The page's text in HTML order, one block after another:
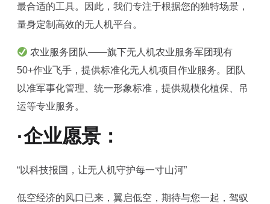
最合适的工具。因此，我们专注于根据您的独特场景，
量身定制高效的无人机平台。
农业服务团队——旗下无人机农业服务军团现有
50+作业飞手，提供标准化无人机项目作业服务。团队
以准军事化管理、统一形象标准，提供规模化植保、吊
运等专业服务。
·企业愿景：
“以科技报国，让无人机守护每一寸山河”‌
低空经济的风口已来，翼启低空，期待与您一起，驾驭